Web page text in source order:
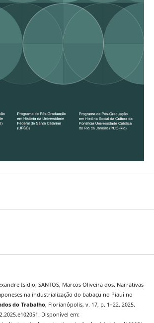
Isidio; SANTOS, Marcos Oliveira dos. Narrativas
na industrialização do babaçu no Piauí no
do Trabalho, Florianópolis, v. 17, p. 1–22, 2025.
Disponível em: